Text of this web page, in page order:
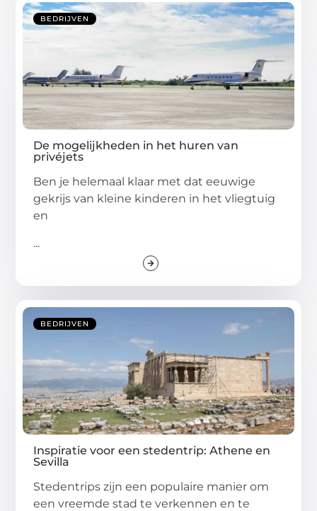
BEDRIJVEN
De mogelijkheden in het huren van
privéjets
Ben je helemaal klaar met dat eeuwige
gekrijs van kleine kinderen in het vliegtuig
en
...
BEDRIJVEN
Inspiratie voor een stedentrip: Athene en
Sevilla
Stedentrips zijn een populaire manier om
een vreemde stad te verkennen en te